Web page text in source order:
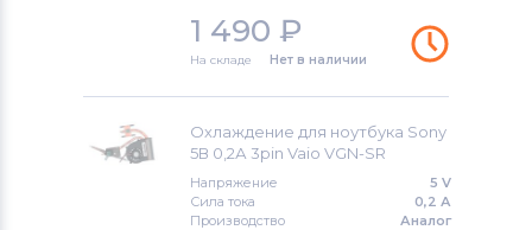
1 490 ₽
На складе Нет в наличии
Охлаждение для ноутбука Sony
5В 0,2А 3pin Vaio VGN-SR
Напряжение
5 V
Сила тока
0,2 А
Производство
Аналог